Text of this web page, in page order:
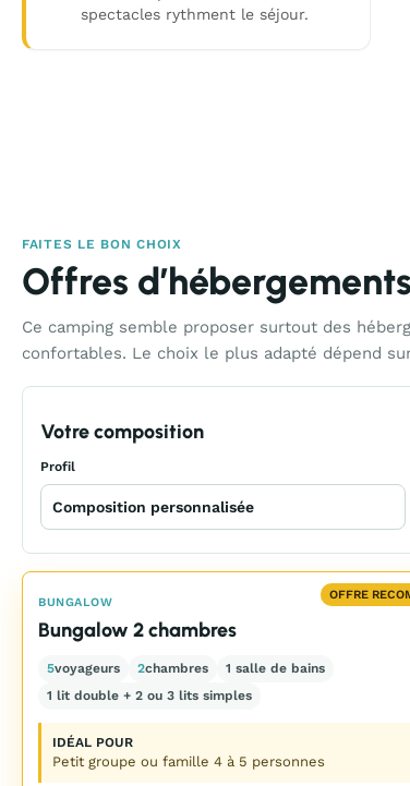
spectacles rythment le séjour.
FAITES LE BON CHOIX
Offres d’hébergements
Ce camping semble proposer surtout des
confortables. Le choix le plus adapté dépend
Votre composition
Profil
OFFRE
BUNGALOW
Bungalow 2 chambres
5voyageurs 2chambres
1 salle de bains
1 lit double + 2 ou 3 lits simples
IDÉAL POUR
Petit groupe ou famille 4 à 5 personnes